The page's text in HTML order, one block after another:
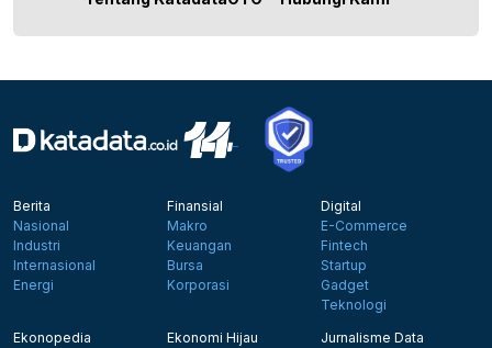
Berita
Nasional
Industri
Internasional
Energi
Finansial
Makro
Keuangan
Bursa
Korporasi
Digital
E-Commerce
Fintech
Startup
Gadget
Teknologi
Ekonopedia
Ekonomi Hijau
Jurnalisme Data